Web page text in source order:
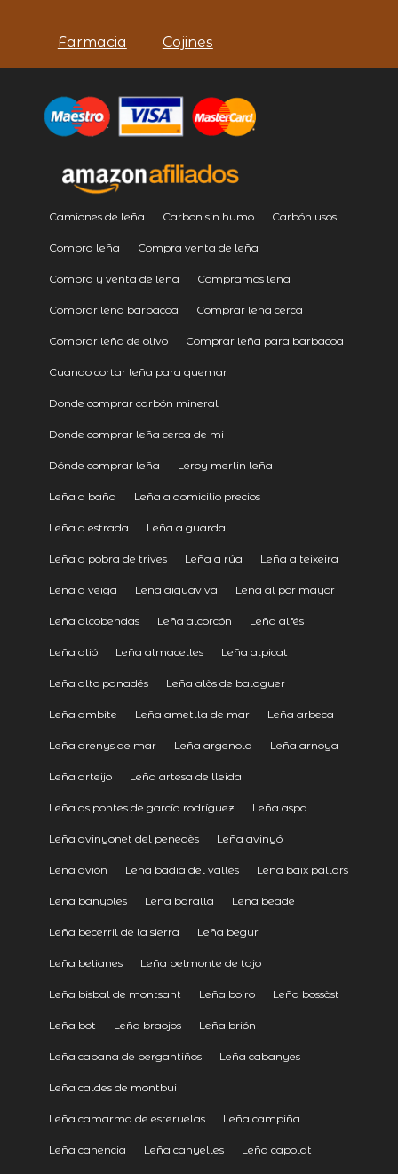
Farmacia Cojines
Camiones de leña Carbon sin humo Carbón usos
Compra leña Compra venta de leña
Compra y venta de leña Compramos leña
Comprar leña barbacoa Comprar leña cerca
Comprar leña de olivo Comprar leña para barbacoa
Cuando cortar leña para quemar
Donde comprar carbón mineral
Donde comprar leña cerca de mi
Dónde comprar leña Leroy merlin leña
Leña a baña Leña a domicilio precios
Leña a estrada Leña a guarda
Leña a pobra de trives Leña a rúa Leña a teixeira
Leña a veiga Leña aiguaviva Leña al por mayor
Leña alcobendas Leña alcorcón Leña alfés
Leña alió Leña almacelles Leña alpicat
Leña alto panadés Leña alòs de balaguer
Leña ambite Leña ametlla de mar Leña arbeca
Leña arenys de mar Leña argenola Leña arnoya
Leña arteijo Leña artesa de lleida
Leña as pontes de garcía rodríguez Leña aspa
Leña avinyonet del penedès Leña avinyó
Leña avión Leña badia del vallès Leña baix pallars
Leña banyoles Leña baralla Leña beade
Leña becerril de la sierra Leña begur
Leña belianes Leña belmonte de tajo
Leña bisbal de montsant Leña boiro Leña bossòst
Leña bot Leña braojos Leña brión
Leña cabana de bergantiños Leña cabanyes
Leña caldes de montbui
Leña camarma de esteruelas Leña campiña
Leña canencia Leña canyelles Leña capolat